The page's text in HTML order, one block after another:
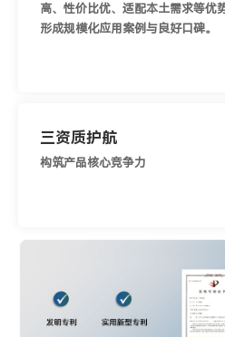
高、性价比优、适配本土需求等优
形成规模化应用案例与良好口碑。
三资质护航
构筑产品核心竞争力